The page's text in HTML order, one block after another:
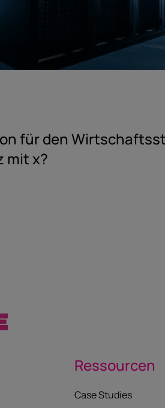
für den
mit x?
Ressourcen
Case Studies